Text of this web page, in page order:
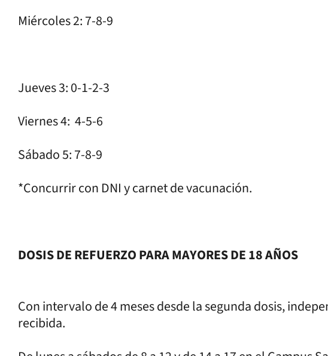
Miércoles 2: 7-8-9
Jueves 3: 0-1-2-3
Viernes 4: 4-5-6
Sábado 5: 7-8-9
*Concurrir con DNI y carnet de vacunación.
DOSIS DE REFUERZO PARA MAYORES DE 18 AÑOS
Con intervalo de 4 meses desde la segunda dosis,
recibida.